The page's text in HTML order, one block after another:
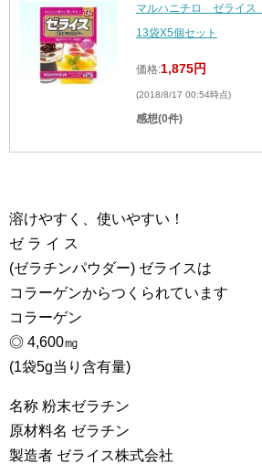
マルハニチロ ゼライス
13袋X5個セット
価格:1,875円
(2018/8/17 00:54時点)
感想(0件)
溶けやすく、使いやすい！
ゼ ラ イ ス
(ゼラチンパウダー) ゼライスは
コラーゲンからつくられています
コラーゲン
◎ 4,600㎎
(1袋5g当り含有量)
名称 粉末ゼラチン
原材料名 ゼラチン
製造者 ゼライス株式会社